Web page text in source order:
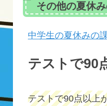
その他の夏休
中学生の夏休みの
テストで90
テストで90点以上